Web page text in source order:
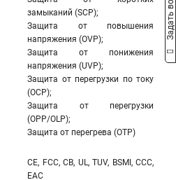
замыканий (SCP);
Защита от повышения
напряжения (OVP);
Защита от понижения
напряжения (UVP);
Защита от перегрузки по току
(OCP);
Защита от перегрузки
(OPP/OLP);
Защита от перегрева (OTP)
CE, FCC, CB, UL, TUV, BSMI, CCC,
EAC